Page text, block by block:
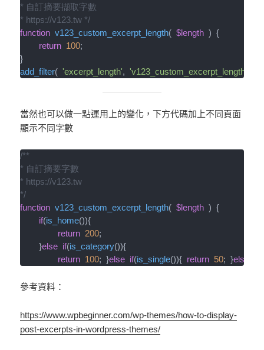
* 自訂摘要擷取字數
* https://v123.tw */
function v123_custom_excerpt_length( $length ) {
return 100;
}
add_filter( 'excerpt_length', 'v123_custom_excerpt_length'
當然也可以做一點運用上的變化，下方代碼加上不同頁面
顯示不同字數
/**
* 自訂摘要字數
* https://v123.tw
*/
function v123_custom_excerpt_length( $length ) {
if(is_home()){
return 200;
}else if(is_category()){
return 100; }else if(is_single()){ return 50; }else
參考資料：
https://www.wpbeginner.com/wp-themes/how-to-display-
post-excerpts-in-wordpress-themes/